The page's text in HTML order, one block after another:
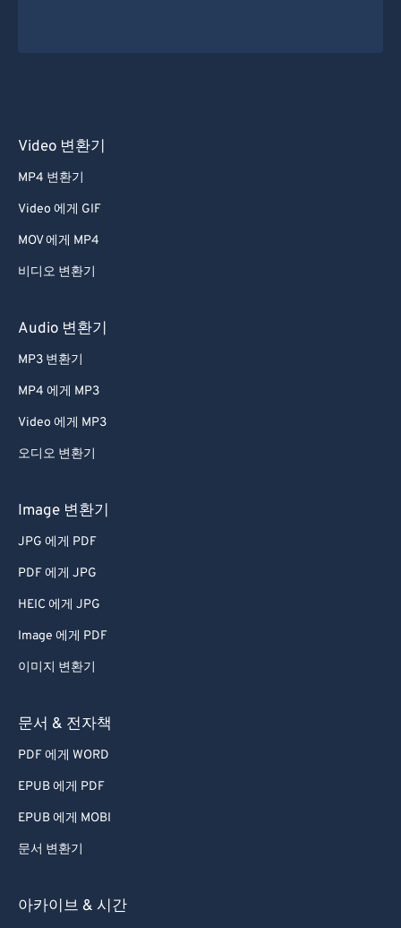
Video 변환기
MP4 변환기
Video 에게 GIF
MOV 에게 MP4
비디오 변환기
Audio 변환기
MP3 변환기
MP4 에게 MP3
Video 에게 MP3
오디오 변환기
Image 변환기
JPG 에게 PDF
PDF 에게 JPG
HEIC 에게 JPG
Image 에게 PDF
이미지 변환기
문서 & 전자책
PDF 에게 WORD
EPUB 에게 PDF
EPUB 에게 MOBI
문서 변환기
아카이브 & 시간